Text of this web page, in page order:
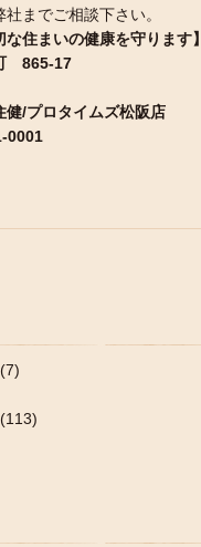
までご相談下さい。
な住まいの健康を守ります】
865-17
健/プロタイムズ松阪店
0001
(7)
(113)